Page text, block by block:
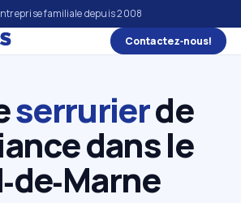
familiale depuis 2008
Contactez‑nous!
serrurierde
dans le